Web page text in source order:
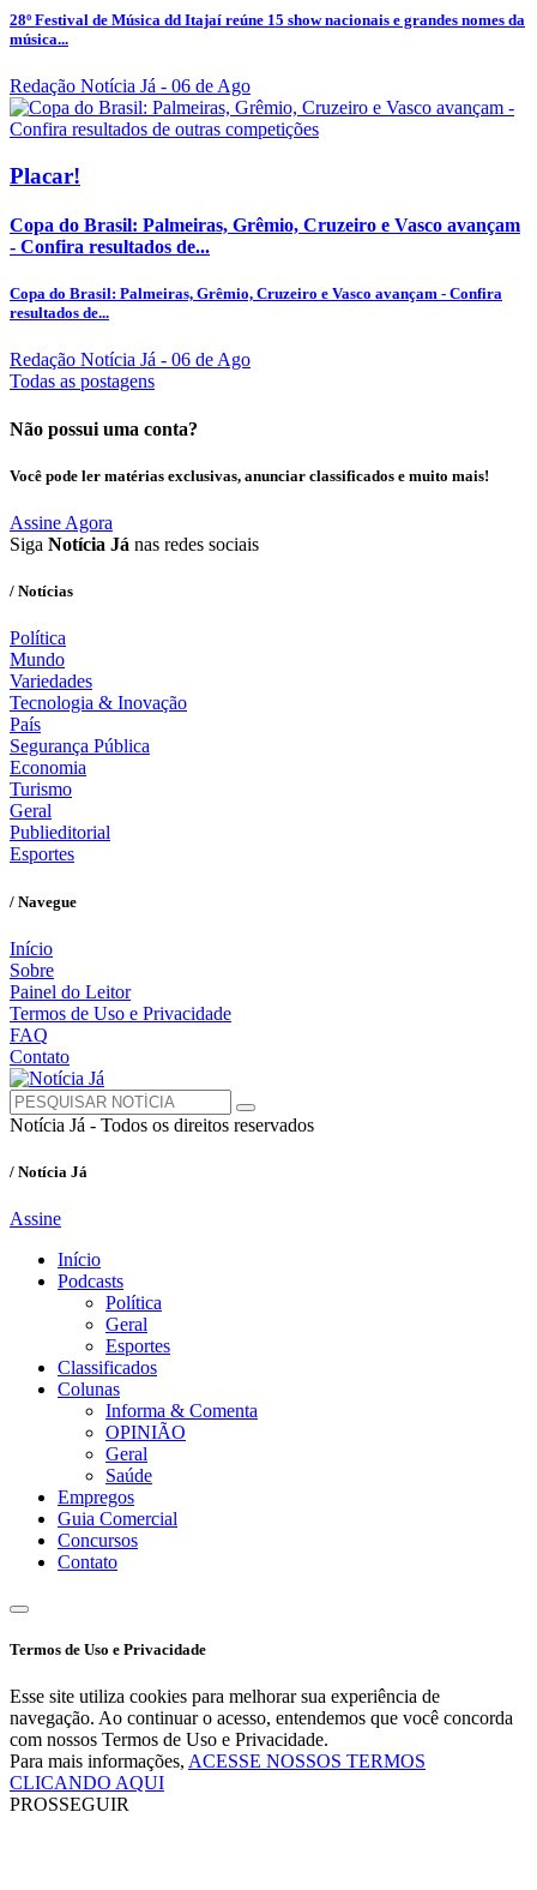
28º Festival de Música dd Itajaí reúne 15 show nacionais e grandes nomes da
música...
Redação Notícia Já - 06 de Ago
Placar!
Copa do Brasil: Palmeiras, Grêmio, Cruzeiro e Vasco avançam
- Confira resultados de...
Copa do Brasil: Palmeiras, Grêmio, Cruzeiro e Vasco avançam - Confira
resultados de...
Redação Notícia Já - 06 de Ago
Todas as postagens
Não possui uma conta?
Você pode ler matérias exclusivas, anunciar classificados e muito mais!
Assine Agora
Siga Notícia Já nas redes sociais
/ Notícias
Política
Mundo
Variedades
Tecnologia & Inovação
País
Segurança Pública
Economia
Turismo
Geral
Publieditorial
Esportes
/ Navegue
Início
Sobre
Painel do Leitor
Termos de Uso e Privacidade
FAQ
Contato
Notícia Já - Todos os direitos reservados
/ Notícia Já
Assine
Início
Podcasts
Política
Geral
Esportes
Classificados
Colunas
Informa & Comenta
OPINIÃO
Geral
Saúde
Empregos
Guia Comercial
Concursos
Contato
Termos de Uso e Privacidade
Esse site utiliza cookies para melhorar sua experiência de
navegação. Ao continuar o acesso, entendemos que você concorda
com nossos Termos de Uso e Privacidade.
Para mais informações, ACESSE NOSSOS TERMOS
CLICANDO AQUI
PROSSEGUIR